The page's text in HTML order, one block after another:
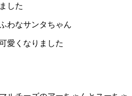
した
わなサンタちゃん
愛くなりました